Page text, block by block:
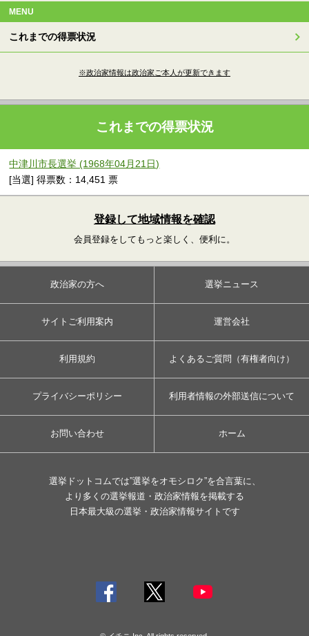
MENU
これまでの得票状況
※政治家情報は政治家ご本人が更新できます
これまでの得票状況
中津川市長選挙 (1968年04月21日)
[当選] 得票数：14,451 票
登録して地域情報を確認
会員登録をしてもっと楽しく、便利に。
政治家の方へ 選挙ニュース
サイトご利用案内 運営会社
利用規約 よくあるご質問（有権者向け）
プライバシーポリシー 利用者情報の外部送信について
お問い合わせ ホーム
選挙ドットコムでは”選挙をオモシロク”を合言葉に、
より多くの選挙報道・政治家情報を掲載する
日本最大級の選挙・政治家情報サイトです